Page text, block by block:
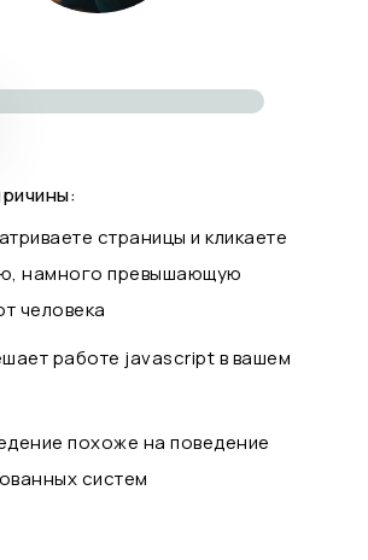
страницы и кликаете
намного превышающую
человека
работе javascript в вашем
похоже на поведение
систем